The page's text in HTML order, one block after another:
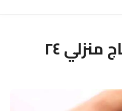
مساج منزلي ٢٤